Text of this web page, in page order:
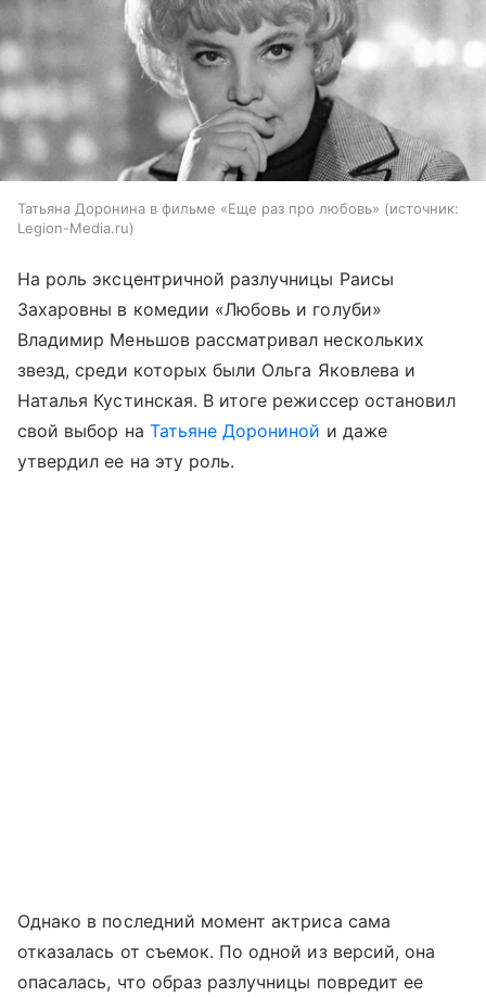
Татьяна Доронина в фильме «Еще раз про любовь»
источник:
Legion-Media.ru
На роль эксцентричной разлучницы Раисы
Захаровны в комедии «Любовь и голуби»
Владимир Меньшов рассматривал нескольких
звезд, среди которых были Ольга Яковлева и
Наталья Кустинская. В итоге режиссер остановил
свой выбор на Татьяне Дорониной и даже
утвердил ее на эту роль.
Однако в последний момент актриса сама
отказалась от съемок. По одной из версий, она
опасалась, что образ разлучницы повредит ее